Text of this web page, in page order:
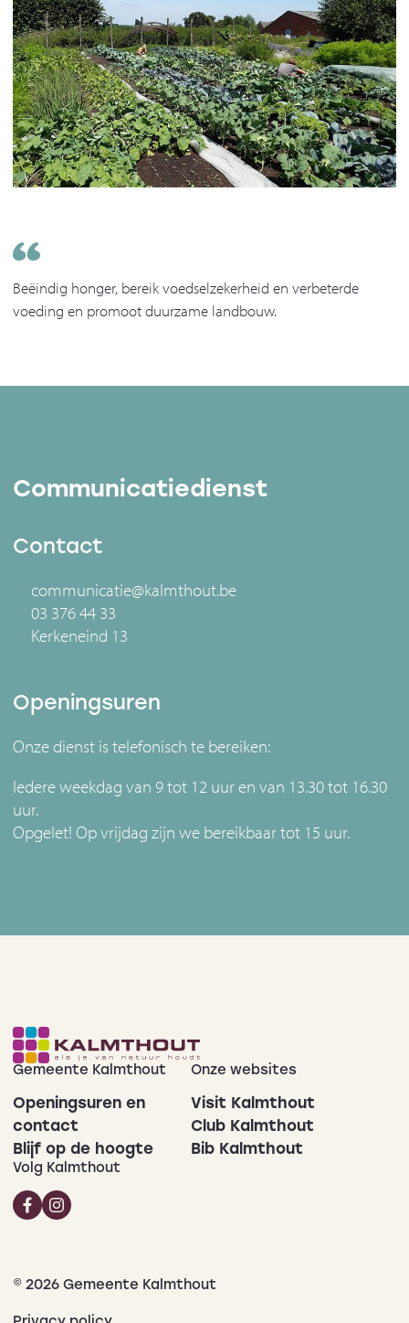
Beëindig honger, bereik voedselzekerheid en verbeterde
voeding en promoot duurzame landbouw.
Communicatiedienst
Contact
communicatie@kalmthout.be
03 376 44 33
Kerkeneind 13
Openingsuren
Onze dienst is telefonisch te bereiken:
Iedere weekdag van 9 tot 12 uur en van 13.30 tot 16.30
uur.
Opgelet! Op vrijdag zijn we bereikbaar tot 15 uur.
Gemeente Kalmthout
Openingsuren en
contact
Blijf op de hoogte
Onze websites
Visit Kalmthout
Club Kalmthout
Bib Kalmthout
Volg Kalmthout
© 2026 Gemeente Kalmthout